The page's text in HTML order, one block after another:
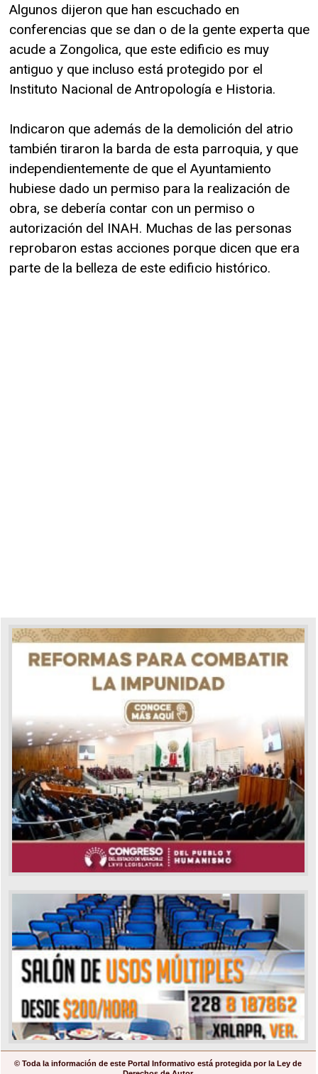
Algunos dijeron que han escuchado en
conferencias que se dan o de la gente experta que
acude a Zongolica, que este edificio es muy
antiguo y que incluso está protegido por el
Instituto Nacional de Antropología e Historia.
Indicaron que además de la demolición del atrio
también tiraron la barda de esta parroquia, y que
independientemente de que el Ayuntamiento
hubiese dado un permiso para la realización de
obra, se debería contar con un permiso o
autorización del INAH. Muchas de las personas
reprobaron estas acciones porque dicen que era
parte de la belleza de este edificio histórico.
© Toda la información de este Portal Informativo está protegida por la Ley de